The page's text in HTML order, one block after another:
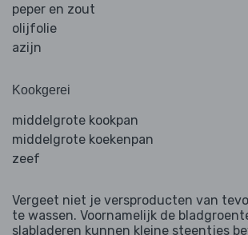
peper en zout
olijfolie
azijn
Kookgerei
middelgrote kookpan
middelgrote koekenpan
zeef
Vergeet niet je versproducten van
te wassen. Voornamelijk de
slabladeren kunnen kleine steentjes